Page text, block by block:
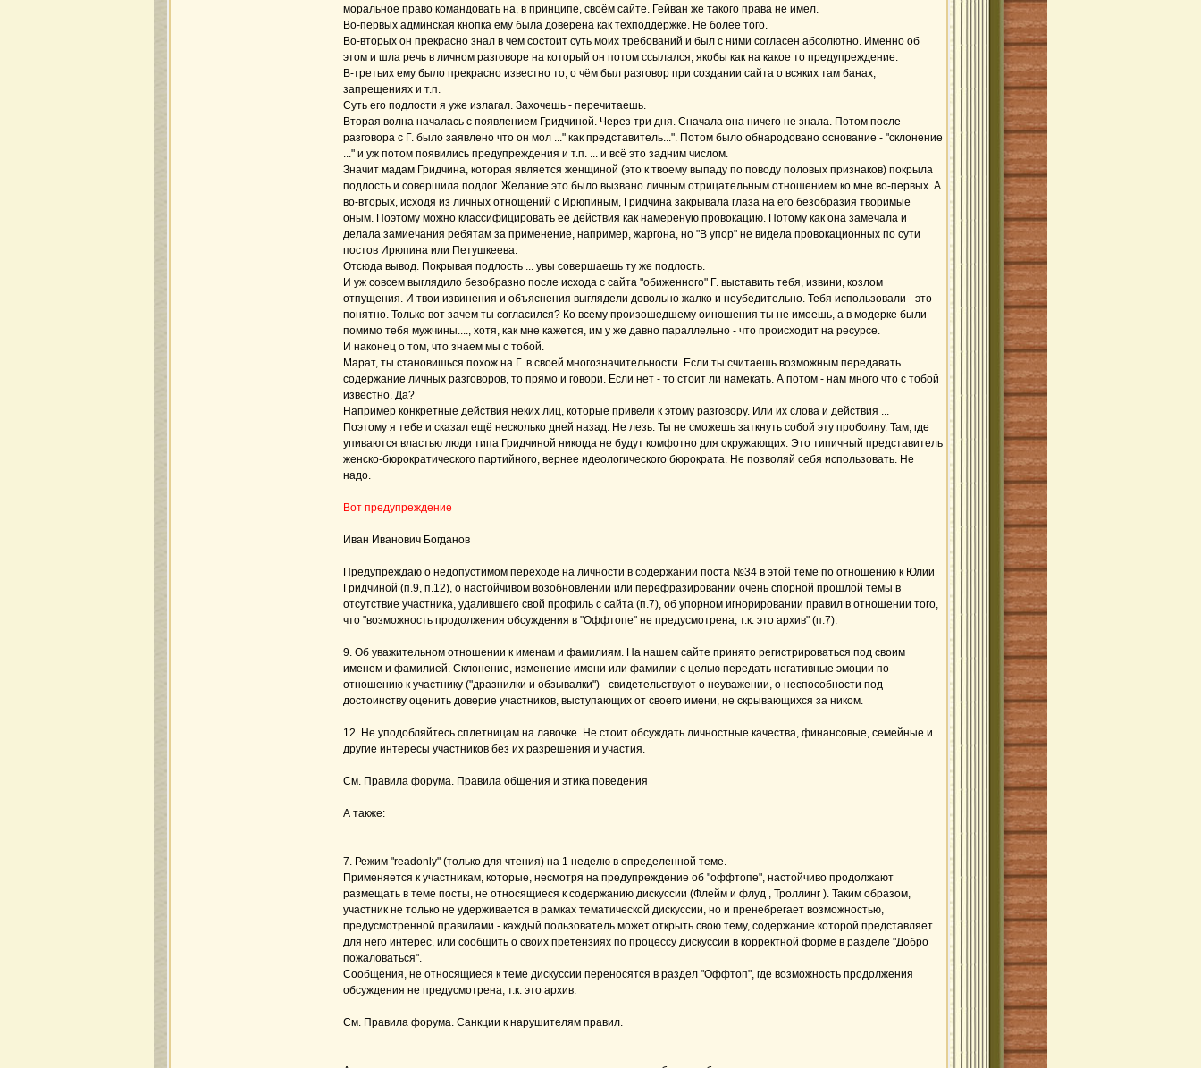
моральное право командовать на, в принципе, своём сайте. Гейван же такого права не имел.
Во-первых админская кнопка ему была доверена как техподдержке. Не более того.
Во-вторых он прекрасно знал в чем состоит суть моих требований и был с ними согласен абсолютно. Именно об
этом и шла речь в личном разговоре на который он потом ссылался, якобы как на какое то предупреждение.
В-третьих ему было прекрасно известно то, о чём был разговор при создании сайта о всяких там банах,
запрещениях и т.п.
Суть его подлости я уже излагал. Захочешь - перечитаешь.
Вторая волна началась с появлением Гридчиной. Через три дня. Сначала она ничего не знала. Потом после
разговора с Г. было заявлено что он мол ..." как представитель...". Потом было обнародовано основание - "склонение
..." и уж потом появились предупреждения и т.п. ... и всё это задним числом.
Значит мадам Гридчина, которая является женщиной (это к твоему выпаду по поводу половых признаков) покрыла
подлость и совершила подлог. Желание это было вызвано личным отрицательным отношением ко мне во-первых. А
во-вторых, исходя из личных отнощений с Ирюпиным, Гридчина закрывала глаза на его безобразия творимые
оным. Поэтому можно классифицировать её действия как намереную провокацию. Потому как она замечала и
делала замиечания ребятам за применение, например, жаргона, но "В упор" не видела провокационных по сути
постов Ирюпина или Петушкеева.
Отсюда вывод. Покрывая подлость ... увы совершаешь ту же подлость.
И уж совсем выглядило безобразно после исхода с сайта "обиженного" Г. выставить тебя, извини, козлом
отпущения. И твои извинения и объяснения выглядели довольно жалко и неубедительно. Тебя использовали - это
понятно. Только вот зачем ты согласился? Ко всему произошедшему оиношения ты не имеешь, а в модерке были
помимо тебя мужчины...., хотя, как мне кажется, им у же давно параллельно - что происходит на ресурсе.
И наконец о том, что знаем мы с тобой.
Марат, ты становишься похож на Г. в своей многозначительности. Если ты считаешь возможным передавать
содержание личных разговоров, то прямо и говори. Если нет - то стоит ли намекать. А потом - нам много что с тобой
известно. Да?
Например конкретные действия неких лиц, которые привели к этому разговору. Или их слова и действия ...
Поэтому я тебе и сказал ещё несколько дней назад. Не лезь. Ты не сможешь заткнуть собой эту пробоину. Там, где
упиваются властью люди типа Гридчиной никогда не будут комфотно для окружающих. Это типичный представитель
женско-бюрократического партийного, вернее идеологического бюрократа. Не позволяй себя использовать. Не
надо.
Вот предупреждение
Иван Иванович Богданов
Предупреждаю о недопустимом переходе на личности в содержании поста №34 в этой теме по отношению к Юлии
Гридчиной (п.9, п.12), о настойчивом возобновлении или перефразировании очень спорной прошлой темы в
отсутствие участника, удалившего свой профиль с сайта (п.7), об упорном игнорировании правил в отношении того,
что "возможность продолжения обсуждения в "Оффтопе" не предусмотрена, т.к. это архив" (п.7).
9. Об уважительном отношении к именам и фамилиям. На нашем сайте принято регистрироваться под своим
именем и фамилией. Склонение, изменение имени или фамилии с целью передать негативные эмоции по
отношению к участнику ("дразнилки и обзывалки") - свидетельствуют о неуважении, о неспособности под
достоинству оценить доверие участников, выступающих от своего имени, не скрывающихся за ником.
12. Не уподобляйтесь сплетницам на лавочке. Не стоит обсуждать личностные качества, финансовые, семейные и
другие интересы участников без их разрешения и участия.
См. Правила форума. Правила общения и этика поведения
А также:
7. Режим "readonly" (только для чтения) на 1 неделю в определенной теме.
Применяется к участникам, которые, несмотря на предупреждение об "оффтопе", настойчиво продолжают
размещать в теме посты, не относящиеся к содержанию дискуссии (Флейм и флуд , Троллинг ). Таким образом,
участник не только не удерживается в рамках тематической дискуссии, но и пренебрегает возможностью,
предусмотренной правилами - каждый пользователь может открыть свою тему, содержание которой представляет
для него интерес, или сообщить о своих претензиях по процессу дискуссии в корректной форме в разделе "Добро
пожаловаться".
Сообщения, не относящиеся к теме дискуссии переносятся в раздел "Оффтоп", где возможность продолжения
обсуждения не предусмотрена, т.к. это архив.
См. Правила форума. Санкции к нарушителям правил.